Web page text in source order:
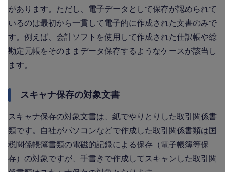
があります。ただし、電子データとして保存が認められて
いるのは最初から一貫して電子的に作成された文書のみで
す。例えば、会計ソフトを使用して作成された仕訳帳や総
勘定元帳をそのままデータ保存するようなケースが該当し
ます。
スキャナ保存の対象文書
スキャナ保存の対象文書は、紙でやりとりした取引関係書
類です。自社がパソコンなどで作成した取引関係書類は国
税関係帳簿書類の電磁的記録による保存（電子帳簿等保
存）の対象ですが、手書きで作成してスキャンした取引関